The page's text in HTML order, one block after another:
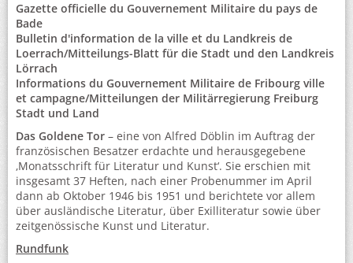
Gazette officielle du Gouvernement Militaire du pays de
Bade
Bulletin d'information de la ville et du Landkreis de
Loerrach/Mitteilungs-Blatt für die Stadt und den Landkreis
Lörrach
Informations du Gouvernement Militaire de Fribourg ville
et campagne/Mitteilungen der Militärregierung Freiburg
Stadt und Land
Das Goldene Tor – eine von Alfred Döblin im Auftrag der
französischen Besatzer erdachte und herausgegebene
‚Monatsschrift für Literatur und Kunst‘. Sie erschien mit
insgesamt 37 Heften, nach einer Probenummer im April
dann ab Oktober 1946 bis 1951 und berichtete vor allem
über ausländische Literatur, über Exilliteratur sowie über
zeitgenössische Kunst und Literatur.
Rundfunk